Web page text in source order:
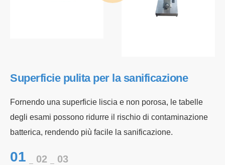
Superficie pulita per la sanificazione
Fornendo una superficie liscia e non porosa, le tabelle
degli esami possono ridurre il rischio di contaminazione
batterica, rendendo più facile la sanificazione.
01 02 03